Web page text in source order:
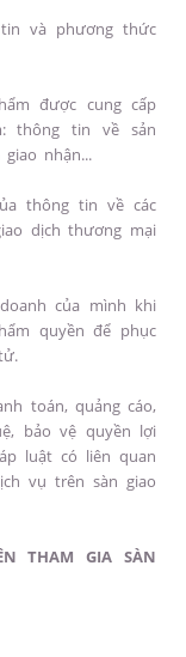
và phương thức
được cung cấp
thông tin về sản
nhận...
thông tin về các
dịch thương mại
của mình khi
quyền để phục
toán, quảng cáo,
bảo vệ quyền lợi
luật có liên quan
vụ trên sàn giao
THAM GIA SÀN